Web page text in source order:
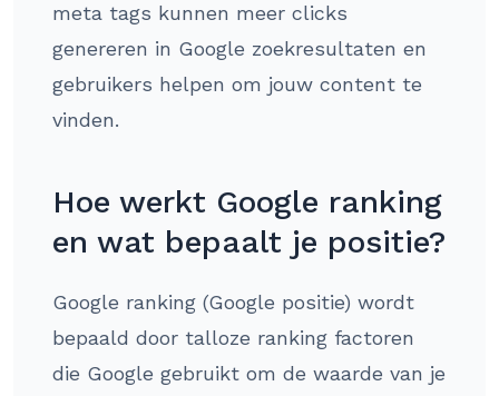
meta tags kunnen meer clicks
genereren in Google zoekresultaten en
gebruikers helpen om jouw content te
vinden.
Hoe werkt Google ranking
en wat bepaalt je positie?
Google ranking (Google positie) wordt
bepaald door talloze ranking factoren
die Google gebruikt om de waarde van je